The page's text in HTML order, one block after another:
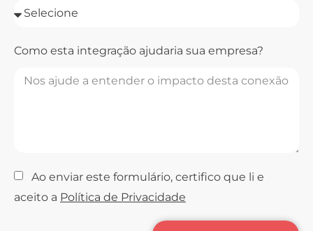
Como esta integração ajudaria sua empresa?
Ao enviar este formulário, certifico que li e
aceito a Política de Privacidade